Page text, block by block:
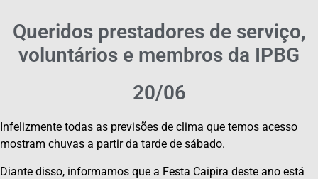
Queridos prestadores de serviço,
voluntários e membros da IPBG
20/06
Infelizmente todas as previsões de clima que temos acesso
mostram chuvas a partir da tarde de sábado.
Diante disso, informamos que a Festa Caipira deste ano está